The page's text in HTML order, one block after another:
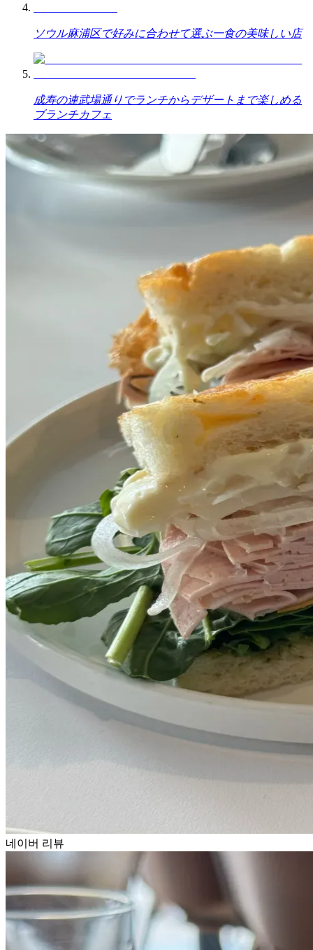
ソウル麻浦区で好みに合わせて選ぶ一食の美味しい店
成寿の連武場通りでランチからデザートまで楽しめる
ブランチカフェ
네이버 리뷰